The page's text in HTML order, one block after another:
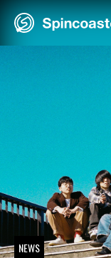
Skip
NEWS